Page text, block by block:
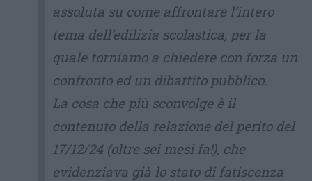
assoluta su come affrontare l’intero
tema dell’edilizia scolastica, per la
quale torniamo a chiedere con forza un
confronto ed un dibattito pubblico.
La cosa che più sconvolge è il
contenuto della relazione del perito del
17/12/24 (oltre sei mesi fa!), che
evidenziava già lo stato di fatiscenza